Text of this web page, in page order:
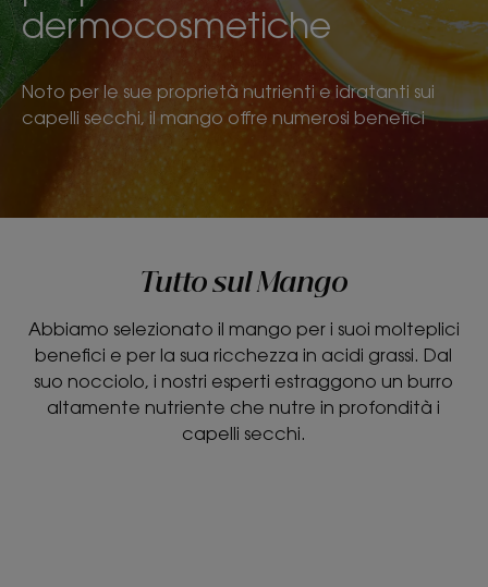
dermocosmetiche
Noto per le sue proprietà nutrienti e idratanti sui
capelli secchi, il mango offre numerosi benefici
Tutto sul Mango
Abbiamo selezionato il mango per i suoi molteplici
benefici e per la sua ricchezza in acidi grassi. Dal
suo nocciolo, i nostri esperti estraggono un burro
altamente nutriente che nutre in profondità i
capelli secchi.